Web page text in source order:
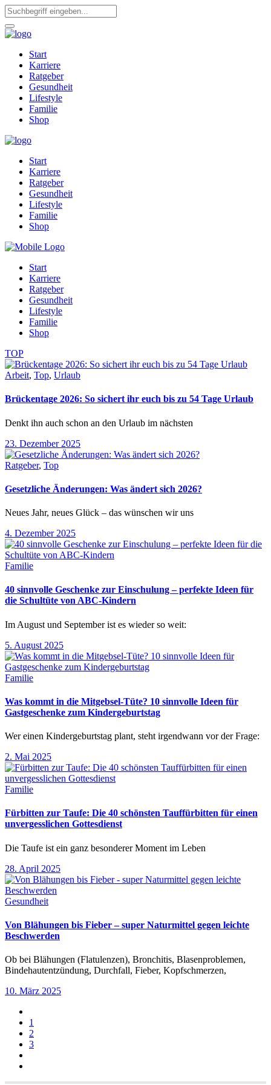
Start
Karriere
Ratgeber
Gesundheit
Lifestyle
Familie
Shop
Start
Karriere
Ratgeber
Gesundheit
Lifestyle
Familie
Shop
Start
Karriere
Ratgeber
Gesundheit
Lifestyle
Familie
Shop
TOP
Arbeit, Top, Urlaub
Brückentage 2026: So sichert ihr euch bis zu 54 Tage Urlaub
Denkt ihn auch schon an den Urlaub im nächsten
23. Dezember 2025
Ratgeber, Top
Gesetzliche Änderungen: Was ändert sich 2026?
Neues Jahr, neues Glück – das wünschen wir uns
4. Dezember 2025
Familie
40 sinnvolle Geschenke zur Einschulung – perfekte Ideen für
die Schultüte von ABC-Kindern
Im August und September ist es wieder so weit:
5. August 2025
Familie
Was kommt in die Mitgebsel-Tüte? 10 sinnvolle Ideen für
Gastgeschenke zum Kindergeburtstag
Wer einen Kindergeburtstag plant, steht irgendwann vor der Frage:
2. Mai 2025
Familie
Fürbitten zur Taufe: Die 40 schönsten Tauffürbitten für einen
unvergesslichen Gottesdienst
Die Taufe ist ein ganz besonderer Moment im Leben
28. April 2025
Gesundheit
Von Blähungen bis Fieber – super Naturmittel gegen leichte
Beschwerden
Ob bei Blähungen (Flatulenzen), Bronchitis, Blasenproblemen,
Bindehautentzündung, Durchfall, Fieber, Kopfschmerzen,
10. März 2025
1
2
3